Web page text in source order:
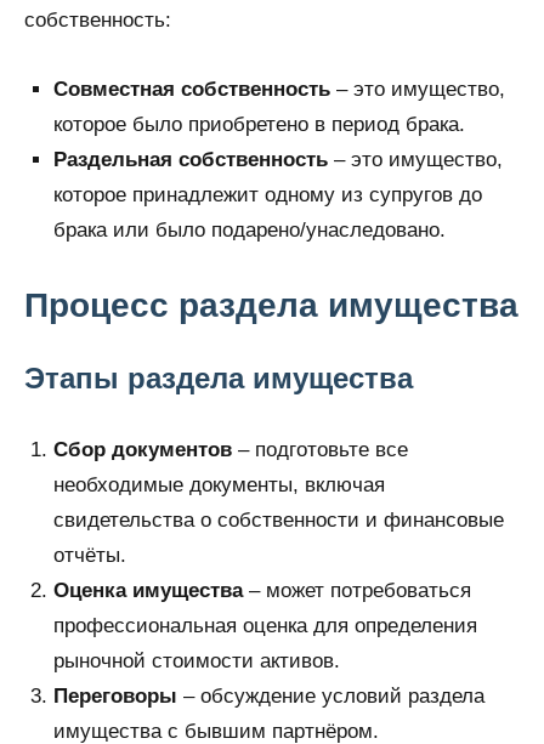
собственность:
Совместная собственность – это имущество,
которое было приобретено в период брака.
Раздельная собственность – это имущество,
которое принадлежит одному из супругов до
брака или было подарено/унаследовано.
Процесс раздела имущества
Этапы раздела имущества
Сбор документов – подготовьте все
необходимые документы, включая
свидетельства о собственности и финансовые
отчёты.
Оценка имущества– может потребоваться
профессиональная оценка для определения
рыночной стоимости активов.
Переговоры – обсуждение условий раздела
имущества с бывшим партнёром.